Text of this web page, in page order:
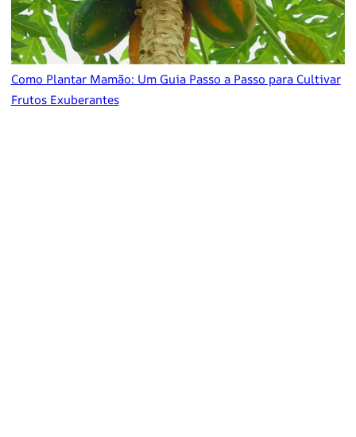
Como Plantar Mamão: Um Guia Passo a Passo para Cultivar
Frutos Exuberantes